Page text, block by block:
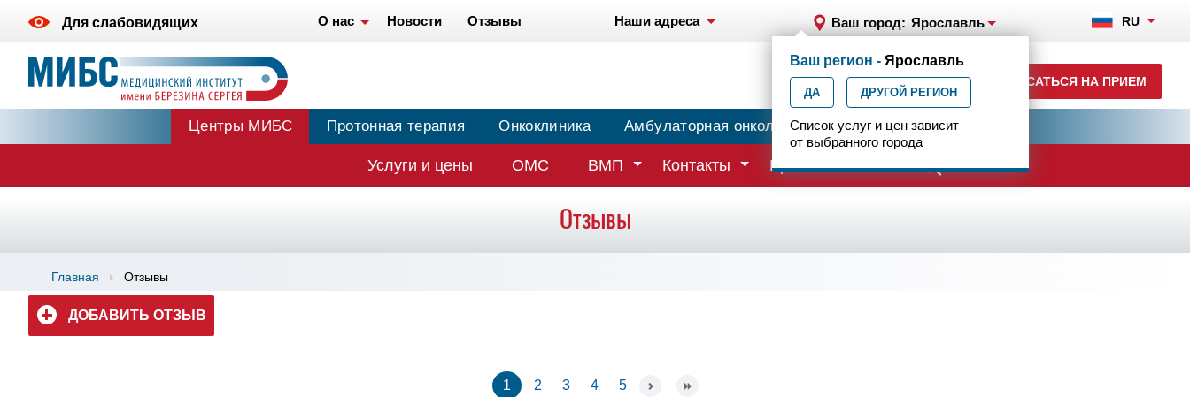
Для слабовидящих О нас Новости Отзывы Наши адреса Ваш город: Ярославль RU
+7 (4852) 208-218
ежедн. 7.00-23.00
ЗАПИСАТЬСЯ НА ПРИЕМ
Ваш регион - Ярославль
ДА ДРУГОЙ РЕГИОН
Список услуг и цен зависит
от выбранного города
Центры МИБС Протонная терапия Онкоклиника Амбулаторная онкология Центр эпилептологии
Услуги и цены ОМС ВМП Контакты Врачи
Отзывы
Главная Отзывы
ДОБАВИТЬ ОТЗЫВ
1 2 3 4 5